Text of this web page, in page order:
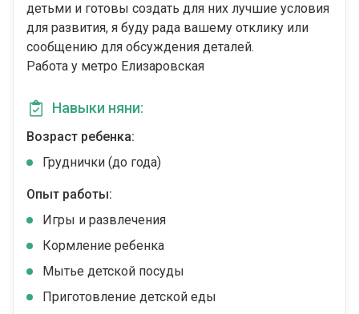
детьми и готовы создать для них лучшие условия
для развития, я буду рада вашему отклику или
сообщению для обсуждения деталей.
Работа у метро Елизаровская
Навыки няни:
Возраст ребенка:
Груднички (до года)
Опыт работы:
Игры и развлечения
Кормление ребенка
Мытье детской посуды
Приготовление детской еды